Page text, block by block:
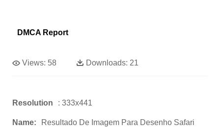
DMCA Report
Views: 58 Downloads: 21
Resolution : 333x441
Name:
Resultado De Imagem Para Desenho Safari